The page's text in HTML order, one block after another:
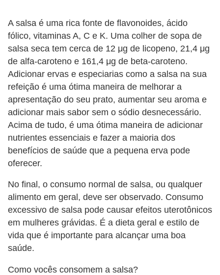
A salsa é uma rica fonte de flavonoides, ácido
fólico, vitaminas A, C e K. Uma colher de sopa de
salsa seca tem cerca de 12 μg de licopeno, 21,4 μg
de alfa-caroteno e 161,4 μg de beta-caroteno.
Adicionar ervas e especiarias como a salsa na sua
refeição é uma ótima maneira de melhorar a
apresentação do seu prato, aumentar seu aroma e
adicionar mais sabor sem o sódio desnecessário.
Acima de tudo, é uma ótima maneira de adicionar
nutrientes essenciais e fazer a maioria dos
benefícios de saúde que a pequena erva pode
oferecer.
No final, o consumo normal de salsa, ou qualquer
alimento em geral, deve ser observado. Consumo
excessivo de salsa pode causar efeitos uterotônicos
em mulheres grávidas. É a dieta geral e estilo de
vida que é importante para alcançar uma boa
saúde.
Como vocês consomem a salsa?